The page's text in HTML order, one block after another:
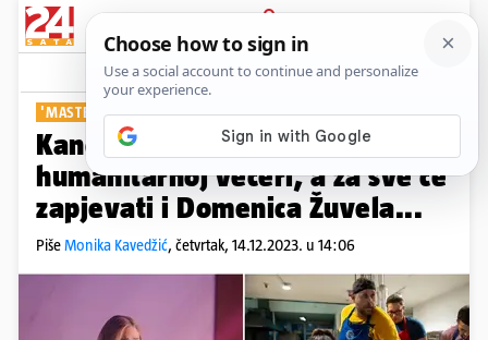
PRIJAVA
Show Komentari
'MASTERCHEF'
Kandidati su ujedinili snage na
humanitarnoj večeri, a za sve će
zapjevati i Domenica Žuvela...
PišeMonika Kavedžić, četvrtak, 14.12.2023. u 14:06